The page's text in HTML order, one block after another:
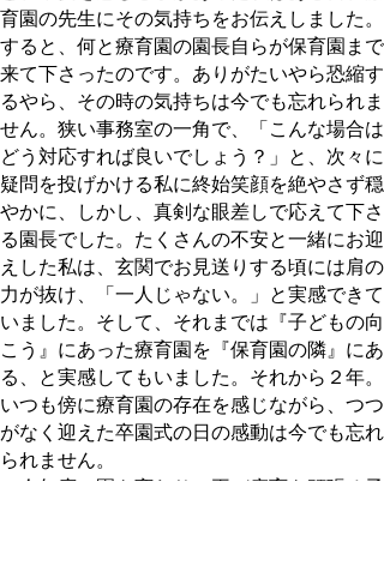
育園の先生にその気持ちをお伝えしました。
すると、何と療育園の園長自らが保育園まで
来て下さったのです。ありがたいやら恐縮す
るやら、その時の気持ちは今でも忘れられま
せん。狭い事務室の一角で、「こんな場合は
どう対応すれば良いでしょう？」と、次々に
疑問を投げかける私に終始笑顔を絶やさず穏
やかに、しかし、真剣な眼差しで応えて下さ
る園長でした。たくさんの不安と一緒にお迎
えした私は、玄関でお見送りする頃には肩の
力が抜け、「一人じゃない。」と実感できて
いました。そして、それまでは『子どもの向
こう』にあった療育園を『保育園の隣』にあ
る、と実感してもいました。それから２年。
いつも傍に療育園の存在を感じながら、つつ
がなく迎えた卒園式の日の感動は今でも忘れ
られません。
今年度、園を変わり、再び療育を頑張る子